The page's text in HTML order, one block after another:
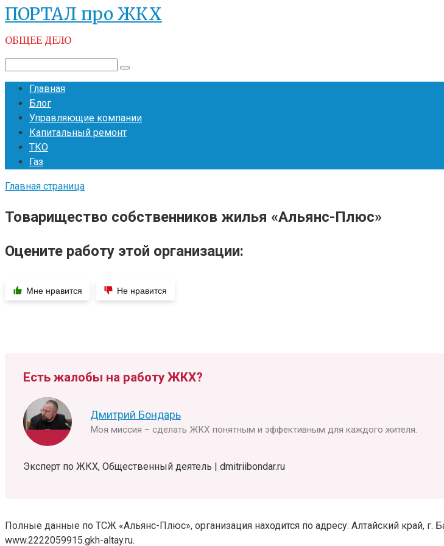
Перейти
к
контенту
ПОРТАЛ про ЖКХ
ОБЩЕЕ ДЕЛО
Главная
Блог
Управляющие компании
Капитальный ремонт
ТКО
Газ
Главная страница
Товарищество собственников жилья «Альянс-Плюс»
Оцените работу этой организации:
Мне нравится Не нравится
Есть жалобы на работу ЖКХ?
Дмитрий Бондарь
Моя миссия – сделать ЖКХ понятным и эффективным для каждого жителя.
Эксперт по ЖКХ, Общественный деятель | dmitriibondar.ru
Полные данные по ТСЖ «Альянс-Плюс», организация находится по адресу: Алтайский край,
www.2222059915.gkh-altay.ru.